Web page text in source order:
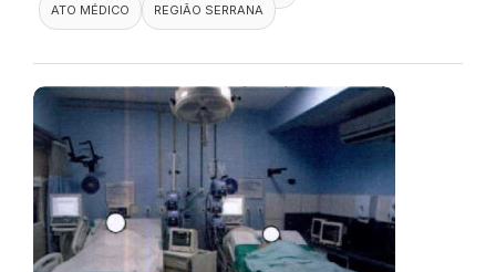
ATO MÉDICO
REGIÃO SERRANA